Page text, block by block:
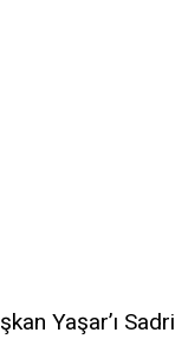
Yaşar’ı Sadri